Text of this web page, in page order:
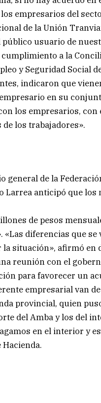
empresarios del
de la Unión
usuario de
a la
y Seguridad Social
indicaron que
en su
los empresarios,
los trabajadores».
general de la
Larrea anticipó que
de pesos
diferencias que
situación», afirmó en
reunión con el
para favorecer un
empresarial van
provincial, quien
del Amba y los del
en el interior y